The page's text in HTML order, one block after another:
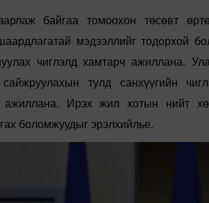
байгаа томоохон төсөвт
мэдээллийг тодорхой
чиглэлд хамтарч ажиллана.
сайжруулахын тулд санхүүгийн
ажиллана. Ирэх жил хотын нийт
боломжуудыг эрэлхийлье.